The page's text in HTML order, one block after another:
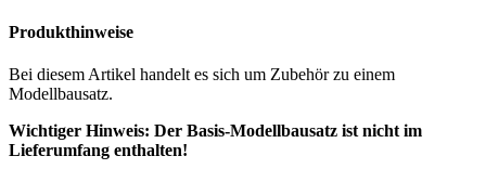
Produkthinweise
Bei diesem Artikel handelt es sich um Zubehör zu einem
Modellbausatz.
Wichtiger Hinweis: Der Basis-Modellbausatz ist nicht im
Lieferumfang enthalten!